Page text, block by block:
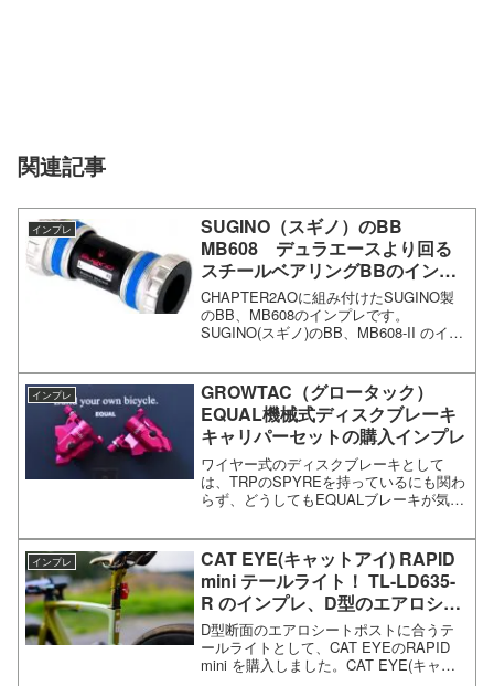
関連記事
インプレ
SUGINO（スギノ）のBB
MB608 デュラエースより回る
スチールベアリングBBのインプ
レ、セラミックベアリングとの比
較
CHAPTER2AOに組み付けたSUGINO製
のBB、MB608のインプレです。
SUGINO(スギノ)のBB、MB608-II のイン
タシートで、デュラエースのBBよりも回
転性能が良いとされている...
インプレ
GROWTAC（グロータック）
EQUAL機械式ディスクブレーキ
キャリパーセットの購入インプレ
ワイヤー式のディスクブレーキとして
は、TRPのSPYREを持っているにも関わ
らず、どうしてもEQUALブレーキが気に
になるように、あんまり見ない角度から
写真を撮ってみるGROWTAC（グロータ
ック）...
インプレ
CAT EYE(キャットアイ) RAPID
mini テールライト！ TL-LD635-
R のインプレ、D型のエアロシー
トポストにフィット！
D型断面のエアロシートポストに合うテ
ールライトとして、CAT EYEのRAPID
mini を購入しました。CAT EYE(キャッ